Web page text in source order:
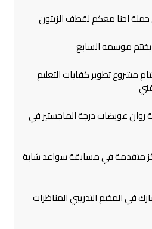
احنا معكم لقطف الزيتون
موسمه السابع
مشروع تطوير كفايات التعليم
روان عويضات درجة الماجستير في
متقدمة في مسابقة سواعد شابة
في المخيم التدريبي المناظرات